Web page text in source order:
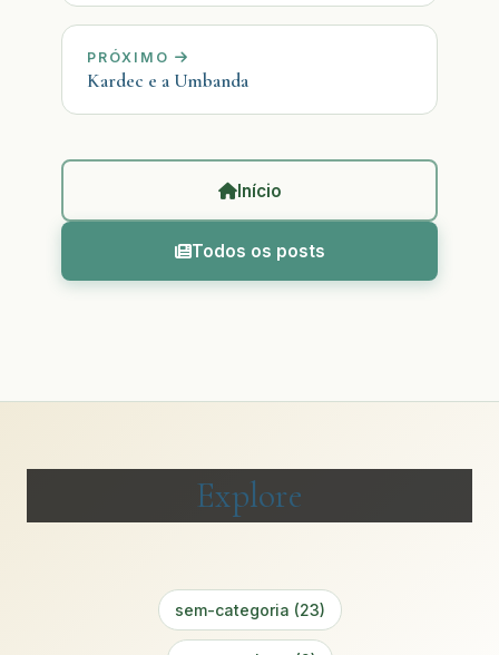
PRÓXIMO
Kardec e a Umbanda
Início
Todos os posts
Explore
sem-categoria (23)